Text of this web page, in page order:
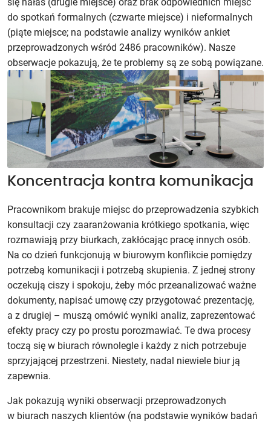
do spotkań formalnych (czwarte miejsce) i nieformalnych
(piąte miejsce; na podstawie analizy wyników ankiet
przeprowadzonych wśród 2486 pracowników). Nasze
obserwacje pokazują, że te problemy są ze sobą powiązane.
Koncentracja kontra komunikacja
Pracownikom brakuje miejsc do przeprowadzenia szybkich
konsultacji czy zaaranżowania krótkiego spotkania, więc
rozmawiają przy biurkach, zakłócając pracę innych osób.
Na co dzień funkcjonują w biurowym konflikcie pomiędzy
potrzebą komunikacji i potrzebą skupienia. Z jednej strony
oczekują ciszy i spokoju, żeby móc przeanalizować ważne
dokumenty, napisać umowę czy przygotować prezentację,
a z drugiej – muszą omówić wyniki analiz, zaprezentować
efekty pracy czy po prostu porozmawiać. Te dwa procesy
toczą się w biurach równolegle i każdy z nich potrzebuje
sprzyjającej przestrzeni. Niestety, nadal niewiele biur ją
zapewnia.
Jak pokazują wyniki obserwacji przeprowadzonych
w biurach naszych klientów (na podstawie wyników badań